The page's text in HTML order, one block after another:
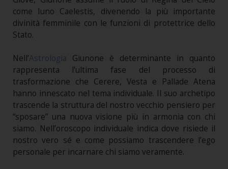
come Iuno Caelestis, divenendo la più importante
divinità femminile con le funzioni di protettrice dello
Stato.
Nell’Astrologia Giunone è determinante in quanto
rappresenta l’ultima fase del processo di
trasformazione che Cerere, Vesta e Pallade Atena
hanno innescato nel tema individuale. Il suo archetipo
trascende la struttura del nostro vecchio pensiero per
“sposare” una nuova visione più in armonia con chi
siamo. Nell’oroscopo individuale indica dove risiede il
nostro vero sé e come possiamo trascendere l’ego
personale per incarnare chi siamo veramente.